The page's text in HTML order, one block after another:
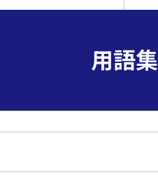
パイオナイト
用語集